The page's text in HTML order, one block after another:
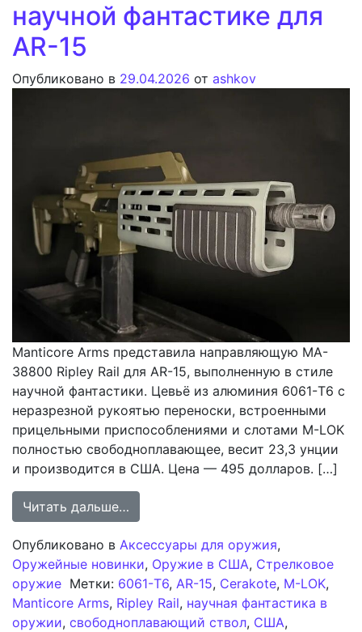
научной фантастике для
AR-15
Опубликовано в 29.04.2026 от ashkov
Manticore Arms представила направляющую MA-
38800 Ripley Rail для AR-15, выполненную в стиле
научной фантастики. Цевьё из алюминия 6061-T6 с
неразрезной рукоятью переноски, встроенными
прицельными приспособлениями и слотами M-LOK
полностью свободноплавающее, весит 23,3 унции
и производится в США. Цена — 495 долларов. […]
Читать дальше…
Опубликовано в Аксессуары для оружия,
Оружейные новинки, Оружие в США, Стрелковое
оружие Метки: 6061-T6, AR-15, Cerakote, M-LOK,
Manticore Arms, Ripley Rail, научная фантастика в
оружии, свободноплавающий ствол, США,